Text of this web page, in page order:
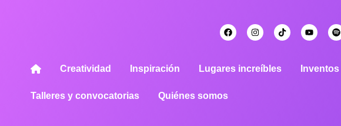
Creatividad Inspiración Lugares increíbles Inventos
Talleres y convocatorias Quiénes somos